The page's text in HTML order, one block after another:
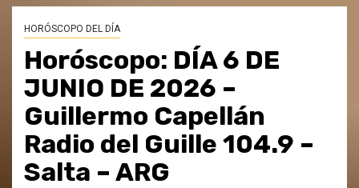
HORÓSCOPO DEL DÍA
Horóscopo: DÍA 6 DE
JUNIO DE 2026 –
Guillermo Capellán
Radio del Guille 104.9 –
Salta – ARG